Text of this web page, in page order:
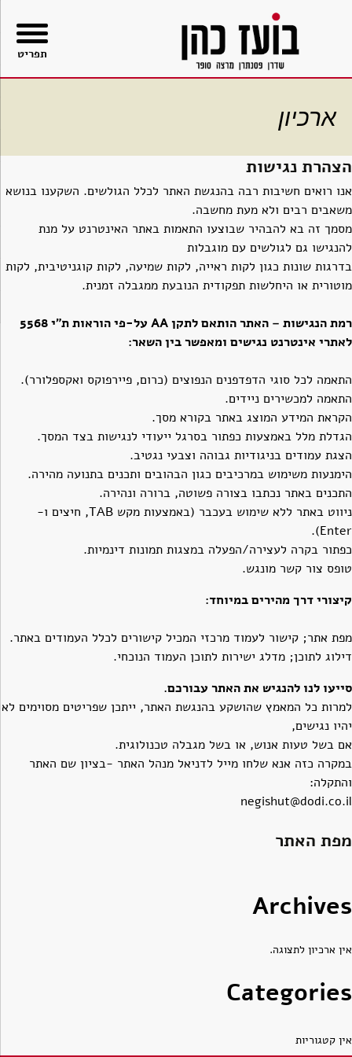
ארכיון
הצהרת נגישות
אנו רואים חשיבות רבה בהנגשת האתר לכלל הגולשים. השקענו בנושא
משאבים רבים ולא מעת מחשבה.
מסמך זה בא להבהיר שבוצעו התאמות באתר האינטרנט על מנת
להנגישו גם לגולשים עם מוגבלות
בדרגות שונות כגון לקות ראייה, לקות שמיעה, לקות קוגניטיבית, לקות
מוטורית או היחלשות תפקודית הנובעת ממגבלה זמנית.
רמת הנגישות – האתר הותאם לתקן AA על-פי הוראות ת”י 5568
לאתרי אינטרנט נגישים ומאפשר בין השאר:
התאמה לכל סוגי הדפדפנים הנפוצים (כרום, פיירפוקס ואקספלורר).
התאמה למכשירים ניידים.
הקראת המידע המוצג באתר בקורא מסך.
הגדלת מלל באמצעות כפתור בסרגל ייעודי לנגישות בצד המסך.
הצגת עמודים בניגודיות גבוהה וצבעי נגטיב.
הימנעות משימוש במרכיבים כגון הבהובים ותכנים בתנועה מהירה.
התכנים באתר נכתבו בצורה פשוטה, ברורה ונהירה.
ניווט באתר ללא שימוש בעכבר (באמצעות מקש TAB, חיצים ו-
Enter).
כפתור בקרה לעצירה/הפעלה במצגות תמונות דינמיות.
טופס צור קשר מונגש.
קיצורי דרך מהירים במיוחד:
מפת אתר; קישור לעמוד מרכזי המכיל קישורים לכלל העמודים באתר.
דילוג לתוכן; מדלג ישירות לתוכן העמוד הנוכחי.
סייעו לנו להנגיש את האתר עבורכם.
למרות כל המאמץ שהושקע בהנגשת האתר, ייתכן שפריטים מסוימים לא
יהיו נגישים,
אם בשל טעות אנוש, או בשל מגבלה טכנולוגית.
במקרה כזה אנא שלחו מייל לדניאל מנהל האתר -בציון שם האתר
והתקלה:
negishut@dodi.co.il
מפת האתר
Archives
אין ארכיון לתצוגה.
Categories
אין קטגוריות
תפריט